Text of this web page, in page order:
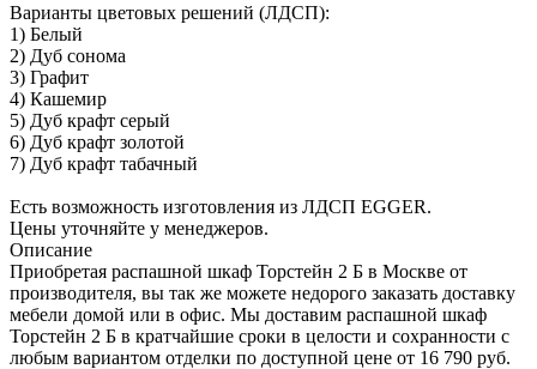
Варианты цветовых решений (ЛДСП):
1) Белый
2) Дуб сонома
3) Графит
4) Кашемир
5) Дуб крафт серый
6) Дуб крафт золотой
7) Дуб крафт табачный
Есть возможность изготовления из ЛДСП EGGER.
Цены уточняйте у менеджеров.
Описание
Приобретая распашной шкаф Торстейн 2 Б в Москве от
производителя, вы так же можете недорого заказать доставку
мебели домой или в офис. Мы доставим распашной шкаф
Торстейн 2 Б в кратчайшие сроки в целости и сохранности с
любым вариантом отделки по доступной цене от 16 790 руб.